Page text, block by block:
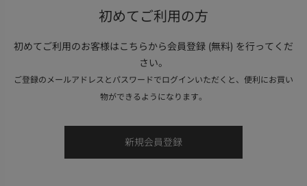
初めてご利用の方
初めてご利用のお客様はこちらから会員登録 (無料) を行ってくだ
さい。
ご登録のメールアドレスとパスワードでログインいただくと、便利にお買い
物ができるようになります。